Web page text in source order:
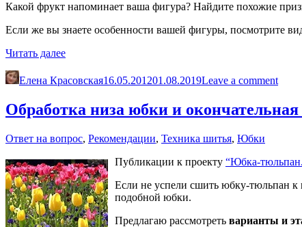
Какой фрукт напоминает ваша фигура? Найдите похожие
Если же вы знаете особенности вашей фигуры, посмотрите
Читать далее«Как
юбку
по
фигуры»
Елена Красовская16.05.201201.08.2019Leave a comment
Обработка низа юбки и окончательная
Ответ на вопрос, Рекомендации, Техника шитья, Юбки
Публикации к проекту “Юбка-
Если не успели сшить юбку-тюльпан к
подобной юбки.
Предлагаю рассмотреть варианты и